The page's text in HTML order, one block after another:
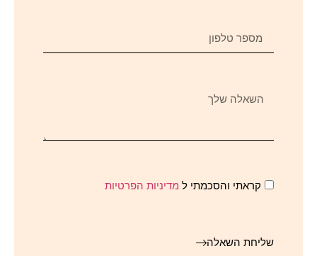
קראתי והסכמתי ל מדיניות הפרטיות
שליחת השאלה